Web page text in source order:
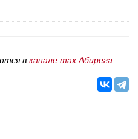
в канале max Абирега